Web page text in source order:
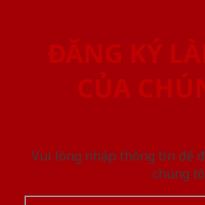
ĐĂNG KÝ
CỦA
Vui lòng nhập thông tin để
chúng